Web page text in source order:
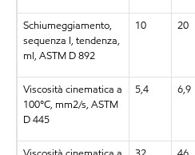
Schiumeggiamento,
sequenza I, tendenza,
ml, ASTM D 892
10 20
Viscosità cinematica a
100°C, mm2/s, ASTM
D 445
5,4 6,9